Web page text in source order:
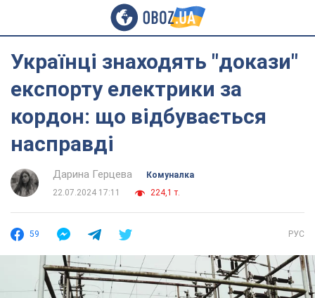
Українці знаходять "докази"
експорту електрики за
кордон: що відбувається
насправді
Дарина Герцева
Комуналка
22.07.2024 17:11
224,1 т.
59 РУС